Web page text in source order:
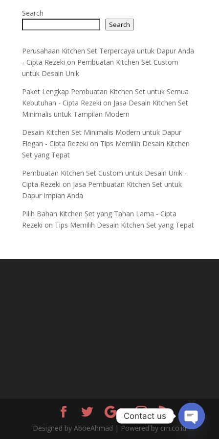
Search
Search
Perusahaan Kitchen Set Terpercaya untuk Dapur Anda
- Cipta Rezeki on Pembuatan Kitchen Set Custom
untuk Desain Unik
Paket Lengkap Pembuatan Kitchen Set untuk Semua
Kebutuhan - Cipta Rezeki on Jasa Desain Kitchen Set
Minimalis untuk Tampilan Modern
Desain Kitchen Set Minimalis Modern untuk Dapur
Elegan - Cipta Rezeki on Tips Memilih Desain Kitchen
Set yang Tepat
Pembuatan Kitchen Set Custom untuk Desain Unik -
Cipta Rezeki on Jasa Pembuatan Kitchen Set untuk
Dapur Impian Anda
Pilih Bahan Kitchen Set yang Tahan Lama - Cipta
Rezeki on Tips Memilih Desain Kitchen Set yang Tepat
Designed by AboeAhmad | Powered by crn.co.id
Contact us